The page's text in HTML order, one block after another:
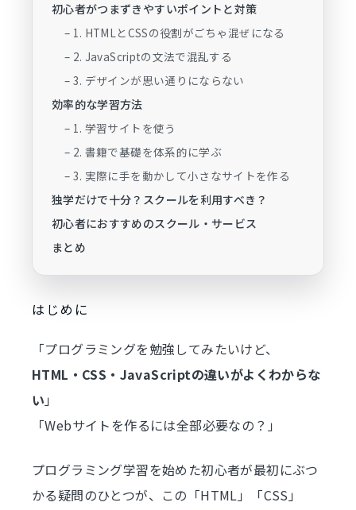
初心者がつまずきやすいポイントと対策
– 1. HTMLとCSSの役割がごちゃ混ぜになる
– 2. JavaScriptの文法で混乱する
– 3. デザインが思い通りにならない
効率的な学習方法
– 1. 学習サイトを使う
– 2. 書籍で基礎を体系的に学ぶ
– 3. 実際に手を動かして小さなサイトを作る
独学だけで十分？スクールを利用すべき？
初心者におすすめのスクール・サービス
まとめ
はじめに
「プログラミングを勉強してみたいけど、
HTML・CSS・JavaScriptの違いがよくわからな
い 」
「Webサイトを作るには全部必要なの？」
プログラミング学習を始めた初心者が最初にぶつ
かる疑問のひとつが、この「HTML」「CSS」